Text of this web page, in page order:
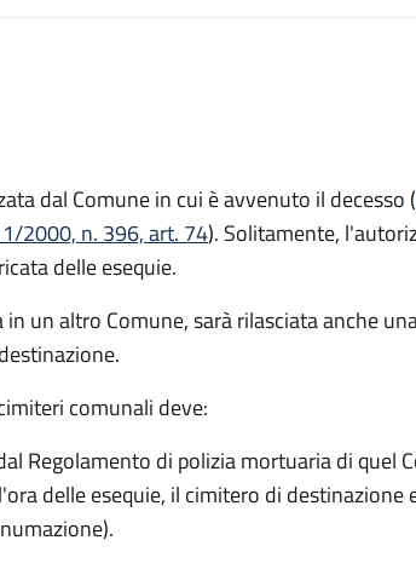
dal Comune in cui è avvenuto il decesso (
2000, n. 396, art. 74). Solitamente,
delle esequie.
un altro Comune, sarà rilasciata anche
comunali deve:
Regolamento di polizia mortuaria di quel
delle esequie, il cimitero di destinazione